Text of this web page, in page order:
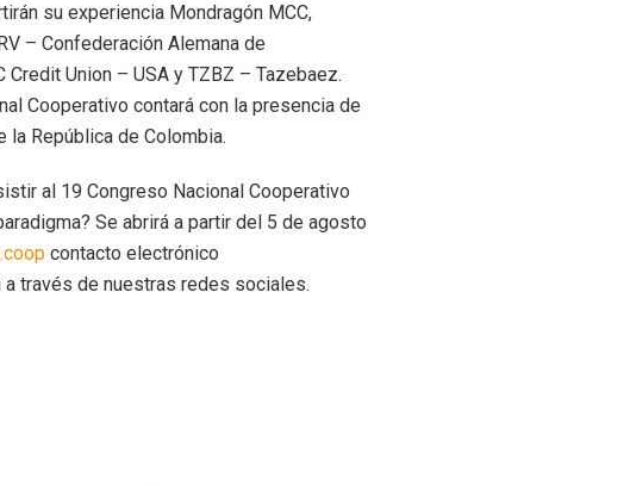
su experiencia Mondragón MCC,
– Confederación Alemana de
Credit Union – USA y TZBZ – Tazebaez.
Cooperativo contará con la presencia de
la República de Colombia.
al 19 Congreso Nacional Cooperativo
Se abrirá a partir del 5 de agosto
contacto electrónico
través de nuestras redes sociales.